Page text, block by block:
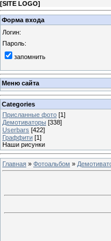
[SITE LOGO]
Форма входа
Логин:
Пароль:
запомнить
Меню сайта
Categories
Присланные фото [1]
Демотиваторы [338]
Userbars [422]
Граффити [1]
Наши рисунки
Главная » Фотоальбом »